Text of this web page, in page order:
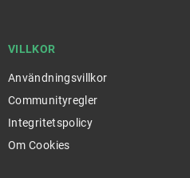
VILLKOR
Användningsvillkor
Communityregler
Integritetspolicy
Om Cookies